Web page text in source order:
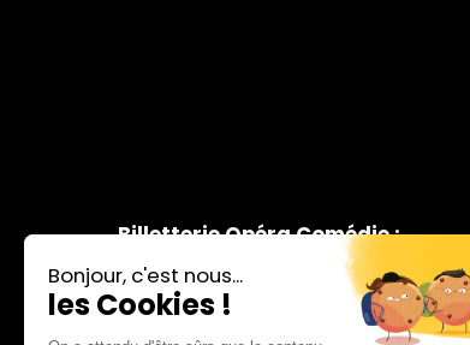
Billetterie Opéra Comédie :
Place de la Comédie
du mardi au samedi
de 10h à 13h
et de 14h à 18h